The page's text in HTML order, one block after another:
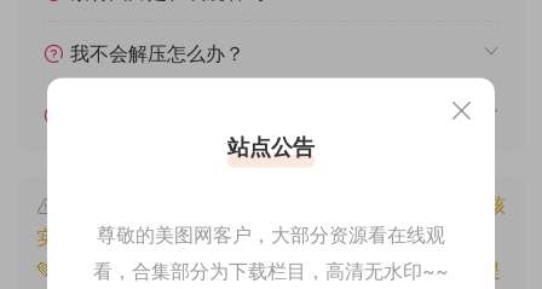
我不会解压怎么办？
本文资源仅供个人参考学习，请勿批量搬运，一经核
实将封禁账号权限！
💚本文资源均来源网友分享，若侵犯了您的权益可以提
站点公告
尊敬的美图网客户，大部分资源看在线观
看，合集部分为下载栏目，高清无水印~~